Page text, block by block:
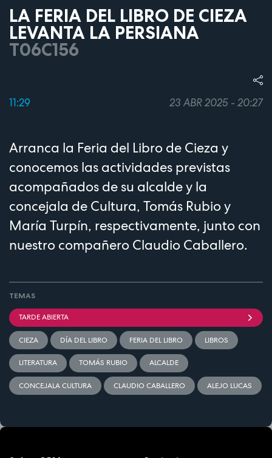
LA FERIA DEL LIBRO DE CIEZA
LEVANTA LA PERSIANA
T06C156
11:29 23 ABR 2025 - 20:27
Arranca la Feria del Libro de Cieza y
conocemos las actividades previstas
acompañados de su alcalde y la
concejala de Cultura, Tomás Rubio y
María Turpín, respectivamente, junto con
nuestro compañero Claudio Caballero.
TEMAS
TARDE ABIERTA
CIEZA DÍA DEL LIBRO FERIA DEL LIBRO LIBROS
LITERATURA TOMÁS RUBIO ALCALDE
CONCEJALA CULTURA CLAUDIO CABALLERO ALEJO LUCAS